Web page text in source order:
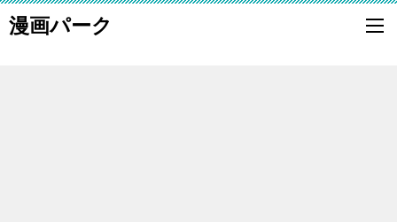
漫画パーク